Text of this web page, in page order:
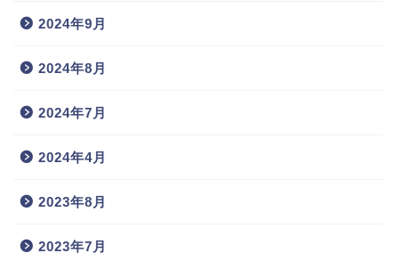
2024年9月
2024年8月
2024年7月
2024年4月
2023年8月
2023年7月